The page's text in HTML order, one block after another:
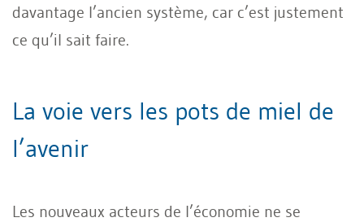
davantage l’ancien système, car c’est justement
ce qu’il sait faire.
La voie vers les pots de miel de
l’avenir
Les nouveaux acteurs de l’économie ne se